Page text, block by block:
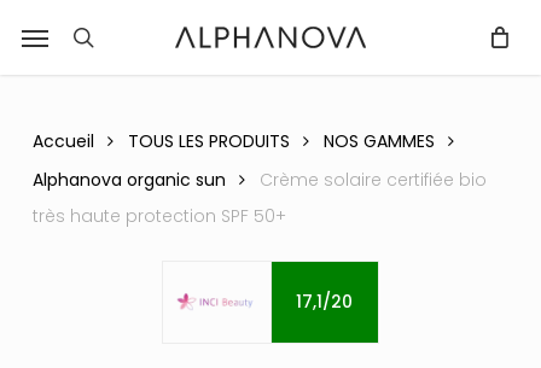
main
recherche
Menu
Fermer
Accueil TOUS LES PRODUITS
NOS GAMMES
Alphanova organic sun
Crème solaire certifiée bio
très haute protection SPF 50+
17,1/20